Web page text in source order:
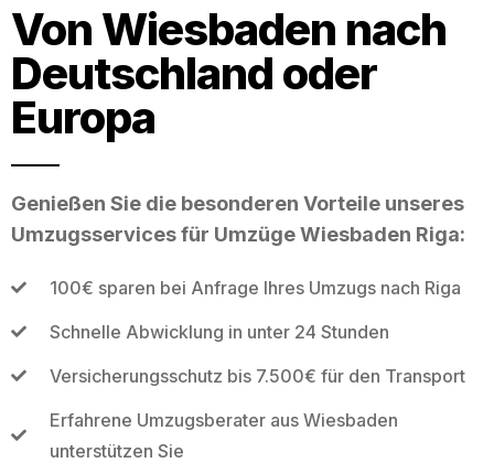
Von Wiesbaden nach
Deutschland oder
Europa
Genießen Sie die besonderen Vorteile unseres
Umzugsservices für Umzüge Wiesbaden Riga:
100€ sparen bei Anfrage Ihres Umzugs nach Riga
Schnelle Abwicklung in unter 24 Stunden
Versicherungsschutz bis 7.500€ für den Transport
Erfahrene Umzugsberater aus Wiesbaden
unterstützen Sie